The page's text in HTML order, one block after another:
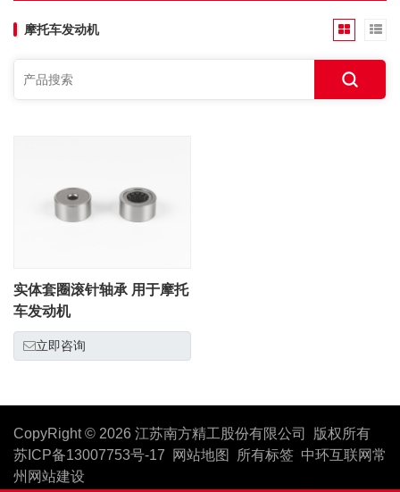
摩托车发动机
实体套圈滚针轴承 用于摩托
车发动机
立即咨询
CopyRight © 2026 江苏南方精工股份有限公司 版权所有
苏ICP备13007753号-17
网站地图 所有标签 中环互联网常
州网站建设